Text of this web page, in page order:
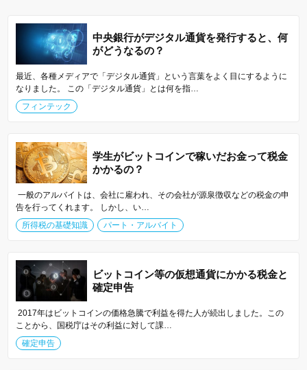
中央銀行がデジタル通貨を発行すると、何
がどうなるの？
最近、各種メディアで「デジタル通貨」という言葉をよく目にするように
なりました。 この「デジタル通貨」とは何を指…
フィンテック
学生がビットコインで稼いだお金って税金
かかるの？
一般のアルバイトは、会社に雇われ、その会社が源泉徴収などの税金の申
告を行ってくれます。 しかし、い…
所得税の基礎知識
パート・アルバイト
ビットコイン等の仮想通貨にかかる税金と
確定申告
2017年はビットコインの価格急騰で利益を得た人が続出しました。この
ことから、国税庁はその利益に対して課…
確定申告